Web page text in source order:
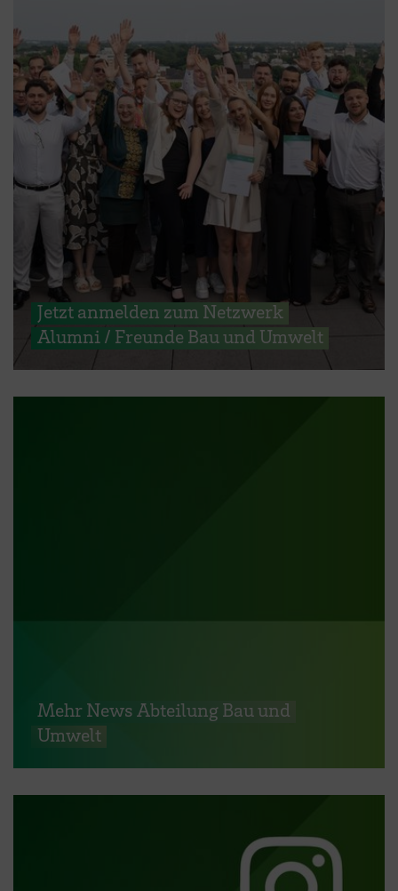
Jetzt anmelden zum Netzwerk
Alumni / Freunde Bau und Umwelt
Mehr News Abteilung Bau und
Umwelt